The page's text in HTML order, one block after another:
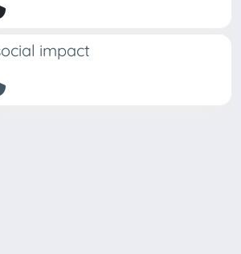
impact